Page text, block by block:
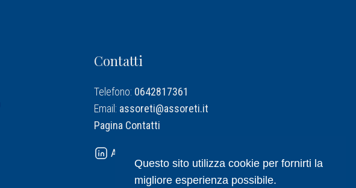
Questo sito utilizza cookie per fornirti la
migliore esperienza possibile.
Contatti
Telefono: 0642817361
Email: assoreti@assoreti.it
Pagina Contatti
Assoreti su Linkedin